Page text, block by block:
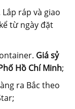
ráp và giao
từ ngày đặt
Giá sỷ
Hồ Chí Minh;
ra Bắc theo